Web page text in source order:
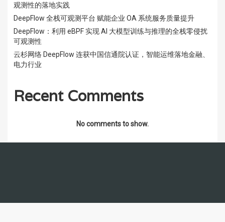
观测性的落地实践
DeepFlow 全栈可观测平台 赋能企业 OA 系统服务质量提升
DeepFlow：利用 eBPF 实现 AI 大模型训练与推理的全栈零侵扰
可观测性
云杉网络 DeepFlow 连获中国信通院认证，智能运维落地金融、
电力行业
Recent Comments
No comments to show.